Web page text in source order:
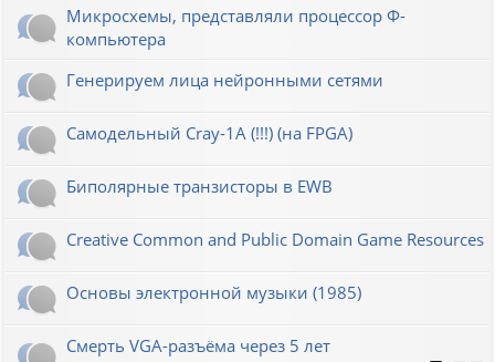
Микросхемы, представляли процессор Ф-
компьютера
Генерируем лица нейронными сетями
Cамодельный Cray-1A (!!!) (на FPGA)
Биполярные транзисторы в EWB
Creative Common and Public Domain Game Resources
Основы электронной музыки (1985)
Смерть VGA-разъёма через 5 лет